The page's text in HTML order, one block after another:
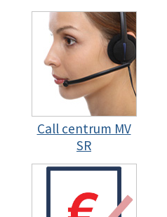
Call centrum MV
SR